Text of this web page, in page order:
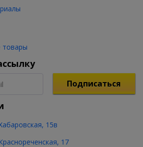
товары
Подписаться
15в
17